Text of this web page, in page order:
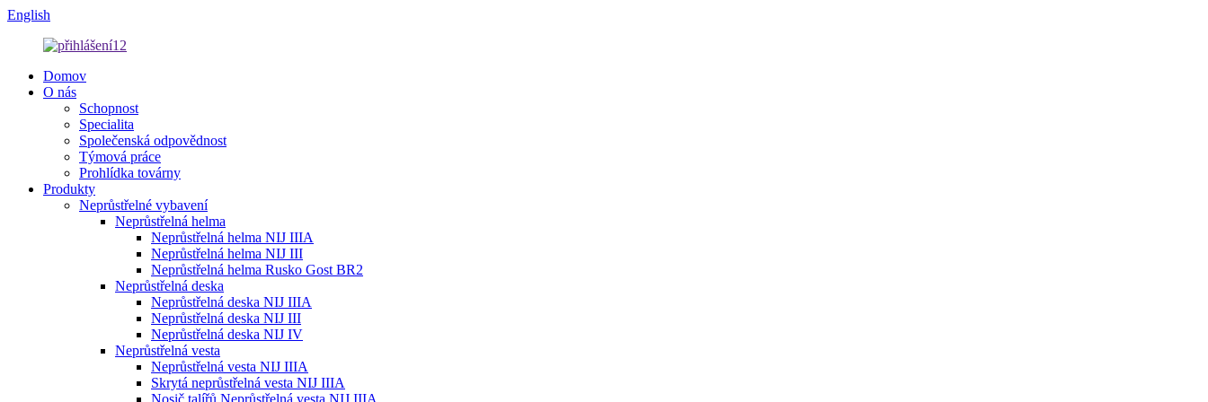
English
Domov
O nás
Schopnost
Specialita
Společenská odpovědnost
Týmová práce
Prohlídka továrny
Produkty
Neprůstřelné vybavení
Neprůstřelná helma
Neprůstřelná helma NIJ IIIA
Neprůstřelná helma NIJ III
Neprůstřelná helma Rusko Gost BR2
Neprůstřelná deska
Neprůstřelná deska NIJ IIIA
Neprůstřelná deska NIJ III
Neprůstřelná deska NIJ IV
Neprůstřelná vesta
Neprůstřelná vesta NIJ IIIA
Skrytá neprůstřelná vesta NIJ IIIA
Nosič talířů Neprůstřelná vesta NIJ IIIA